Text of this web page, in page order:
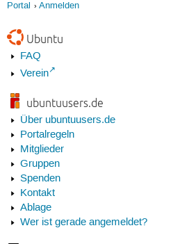
Portal Anmelden
Ubuntu
FAQ
Verein
ubuntuusers.de
Über ubuntuusers.de
Portalregeln
Mitglieder
Gruppen
Spenden
Kontakt
Ablage
Wer ist gerade angemeldet?